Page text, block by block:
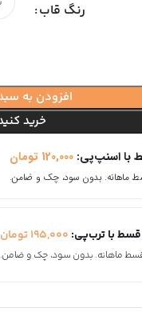
رنگ قاب
افزودن به
خرید
با اسنپ‌پی:120,000 تومان
با ترب‌پی: 195,000تومان